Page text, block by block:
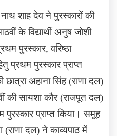
नाथ शाह देव ने पुरस्कारों की
के विद्यार्थी अनुष जोशी
पुरस्कार,वरिष्ठा
प्रथम पुरस्कार प्राप्त
अहाना सिंह (राणा दल)
की सायशा कौर (राजपूत दल)
पुरस्कार प्राप्त किया। समूह
दल) ने काव्यपाठ में